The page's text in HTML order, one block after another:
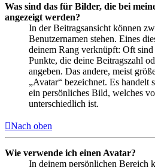
Was sind das für Bilder, die bei
angezeigt werden?
In der Beitragsansicht können
Benutzernamen stehen. Eines
deinem Rang verknüpft: Oft
Punkte, die deine Beitragszahl
angeben. Das andere, meist
„Avatar“ bezeichnet. Es handelt
ein persönliches Bild, welches
unterschiedlich ist.
Nach oben
Wie verwende ich einen Avatar?
In deinem persönlichen Bereich